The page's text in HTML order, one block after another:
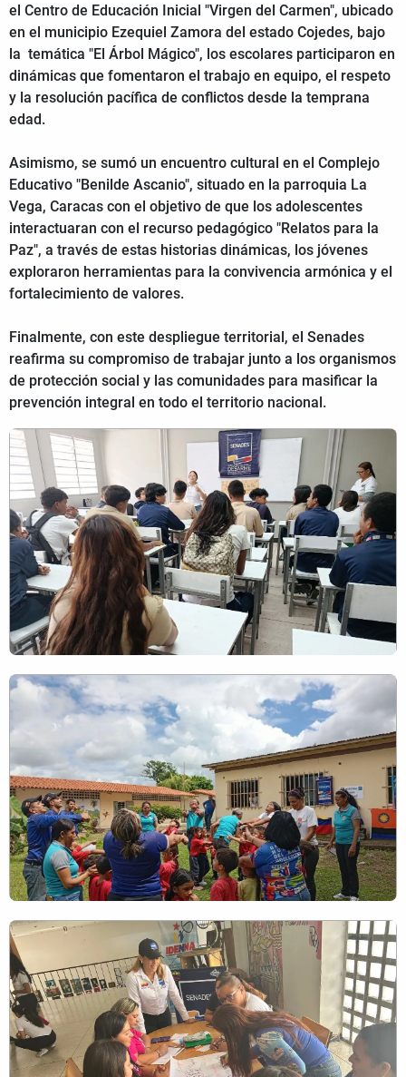
el Centro de Educación Inicial "Virgen del Carmen", ubicado
en el municipio Ezequiel Zamora del estado Cojedes, bajo
la temática "El Árbol Mágico", los escolares participaron en
dinámicas que fomentaron el trabajo en equipo, el respeto
y la resolución pacífica de conflictos desde la temprana
edad.
Asimismo, se sumó un encuentro cultural en el Complejo
Educativo "Benilde Ascanio", situado en la parroquia La
Vega, Caracas con el objetivo de que los adolescentes
interactuaran con el recurso pedagógico "Relatos para la
Paz", a través de estas historias dinámicas, los jóvenes
exploraron herramientas para la convivencia armónica y el
fortalecimiento de valores.
Finalmente, con este despliegue territorial, el Senades
reafirma su compromiso de trabajar junto a los organismos
de protección social y las comunidades para masificar la
prevención integral en todo el territorio nacional.